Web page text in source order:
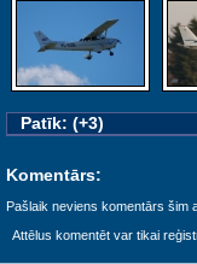
Patīk: (+3)
Komentārs:
Pašlaik neviens komentārs šim
Attēlus komentēt var tikai